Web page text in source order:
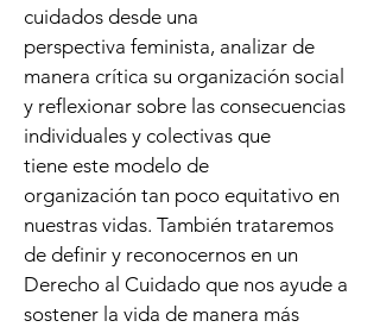
cuidados desde una
perspectiva feminista, analizar de
manera crítica su organización social
y reflexionar sobre las consecuencias
individuales y colectivas que
tiene este modelo de
organización tan poco equitativo en
nuestras vidas. También trataremos
de definir y reconocernos en un
Derecho al Cuidado que nos ayude a
sostener la vida de manera más